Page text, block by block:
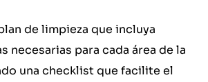
de limpieza que incluya
necesarias para cada área de la
una checklist que facilite el